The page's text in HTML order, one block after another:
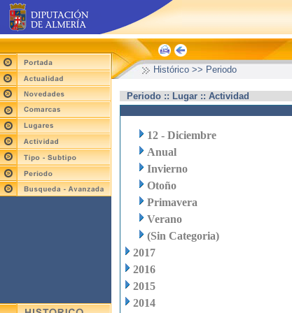
Histórico >> Periodo
Periodo :: Lugar :: Actividad
12 - Diciembre
Anual
Invierno
Otoño
Primavera
Verano
(Sin Categoria)
2017
2016
2015
2014